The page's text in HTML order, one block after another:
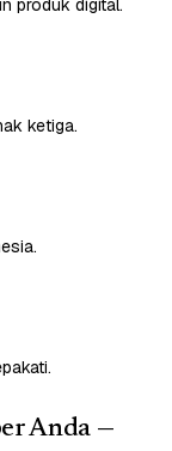
produk digital.
ketiga.
Anda —